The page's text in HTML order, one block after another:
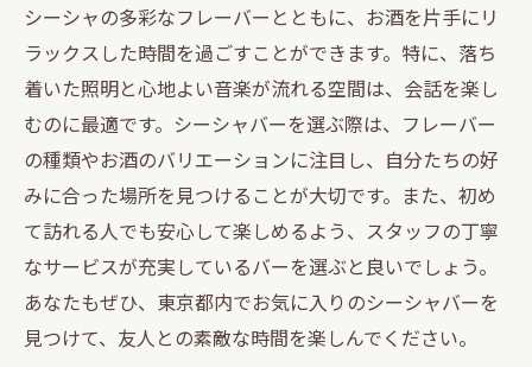
シーシャの多彩なフレーバーとともに、お酒を片手にリ
ラックスした時間を過ごすことができます。特に、落ち
着いた照明と心地よい音楽が流れる空間は、会話を楽し
むのに最適です。シーシャバーを選ぶ際は、フレーバー
の種類やお酒のバリエーションに注目し、自分たちの好
みに合った場所を見つけることが大切です。また、初め
て訪れる人でも安心して楽しめるよう、スタッフの丁寧
なサービスが充実しているバーを選ぶと良いでしょう。
あなたもぜひ、東京都内でお気に入りのシーシャバーを
見つけて、友人との素敵な時間を楽しんでください。